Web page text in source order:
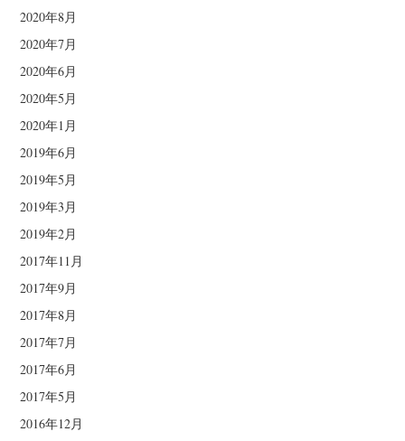
2020年8月
2020年7月
2020年6月
2020年5月
2020年1月
2019年6月
2019年5月
2019年3月
2019年2月
2017年11月
2017年9月
2017年8月
2017年7月
2017年6月
2017年5月
2016年12月